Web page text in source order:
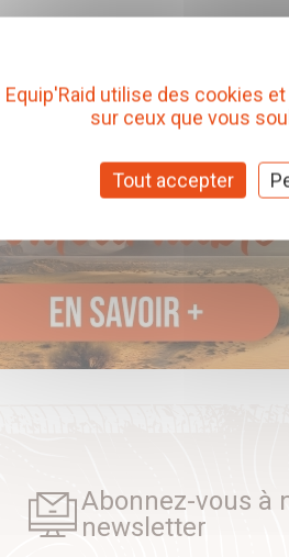
Abonnez-vous à
newsletter
Equip'Raid utilise des cookies
sur ceux que vous
Tout accepter